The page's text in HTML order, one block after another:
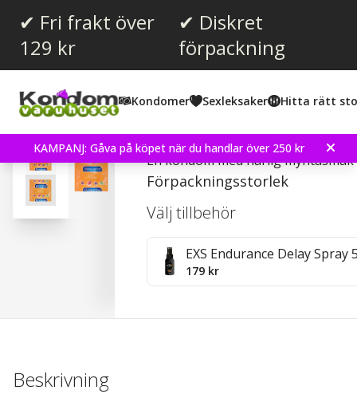
✔ Fri frakt över
129 kr
✔ Diskret
förpackning
Kondomer Sexleksaker Hitta rätt
KAMPANJ: Gåva på köpet när du handlar över 250 kr
Recensioner (1)
Pasante Mint Tingle -
En kondom med härlig myntasmak
Förpackningsstorlek
Välj tillbehör
EXS Endurance Delay Spray
179 kr
Beskrivning